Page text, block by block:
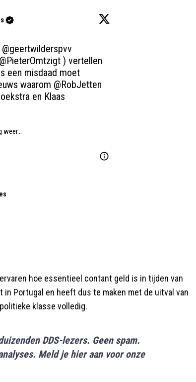
@geertwilderspvv
@PieterOmtzigt ) vertellen
een misdaad moet
waarom @RobJetten
en Klaas
weer…
hoe essentieel contant geld is in tijden van
Portugal en heeft dus te maken met de uitval van
klasse volledig.
DDS-lezers. Geen spam.
Meld je hier aan voor onze